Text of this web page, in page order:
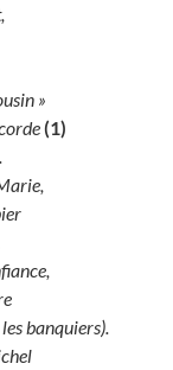
»
(1)
banquiers).